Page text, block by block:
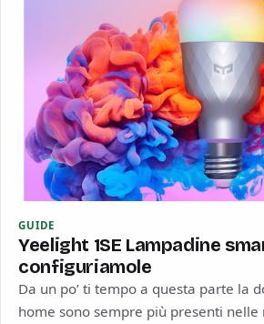
GUIDE
Yeelight 1SE Lampadine
configuriamole
Da un po’ ti tempo a questa parte la
home sono sempre più presenti nelle